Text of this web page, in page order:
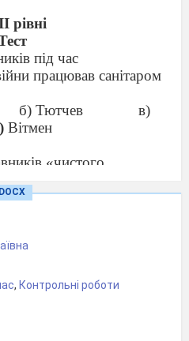
рівні
під час
працював санітаром
б) Тютчев
в)
Вітмен
«чистого
Майков;
б)
поезій «Листя
DOCX
, Контрольні роботи